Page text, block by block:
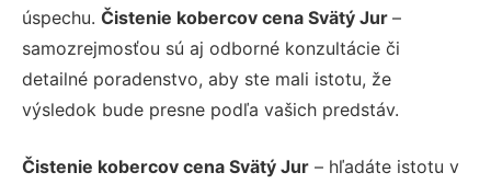
úspechu. Čistenie kobercov cena Svätý Jur –
samozrejmosťou sú aj odborné konzultácie či
detailné poradenstvo, aby ste mali istotu, že
výsledok bude presne podľa vašich predstáv.
Čistenie kobercov cena Svätý Jur – hľadáte istotu v